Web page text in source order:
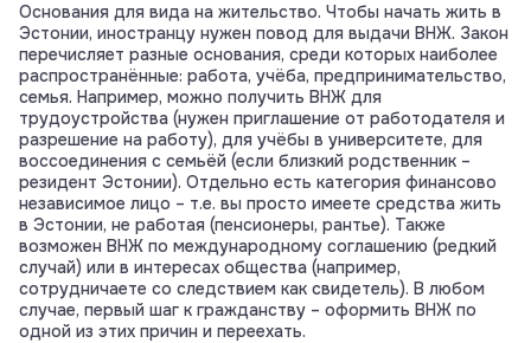
Основания для вида на жительство. Чтобы начать жить в
Эстонии, иностранцу нужен повод для выдачи ВНЖ. Закон
перечисляет разные основания, среди которых наиболее
распространённые: работа, учёба, предпринимательство,
семья. Например, можно получить ВНЖ для
трудоустройства (нужен приглашение от работодателя и
разрешение на работу), для учёбы в университете, для
воссоединения с семьёй (если близкий родственник –
резидент Эстонии). Отдельно есть категория финансово
независимое лицо – т.е. вы просто имеете средства жить
в Эстонии, не работая (пенсионеры, рантье). Также
возможен ВНЖ по международному соглашению (редкий
случай) или в интересах общества (например,
сотрудничаете со следствием как свидетель). В любом
случае, первый шаг к гражданству – оформить ВНЖ по
одной из этих причин и переехать.